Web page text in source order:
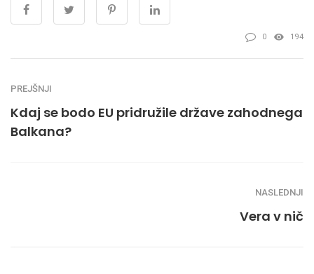
0 194
PREJŠNJI
Kdaj se bodo EU pridružile države zahodnega
Balkana?
NASLEDNJI
Vera v nič